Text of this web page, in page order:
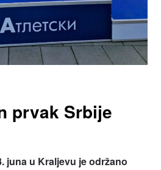
prvak Srbije
juna u Kraljevu je održano